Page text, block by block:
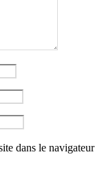
dans le navigateur